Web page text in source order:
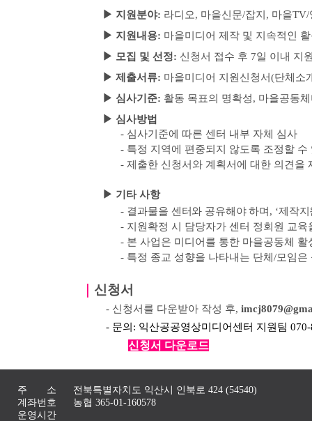
▶ 지원분야: 라디오, 마을신문/잡지 , 마을TV/
▶ 지원내용: 마을미디어 제작 및 지속적인
▶ 모집 및 선정: 신청서 접수 후 7일 이내 지
▶ 제출서류: 마을미디어 지원신청서(단체소
▶ 심사기준: 활동 목표의 명확성, 마을공동
▶ 심사방법
- 심사기준에 따른 센터 내부 자체 심사
- 특정 지역에 편중되지 않도록 조정할 수
-제출한 신청서와 계획서에 대한 의견을
▶ 기타 사항
- 결과물을 센터와 공유해야 하며 , ‘제작지
- 지원확정 시 담당자가 센터 정회원 교육
- 본 사업은 미디어를 통한 마을공동체
- 특정 종교 성향을 나타내는 단체 /모임은
신청서
- 신청서를 다운받아 작성 후,
- 문의: 익산공공영상미디어센터 지원팀
신청서 다운로드
주 소
전북특별자치도 익산시 인북로 424 (54540)
계좌번호
농협 365-01-160578
운영시간